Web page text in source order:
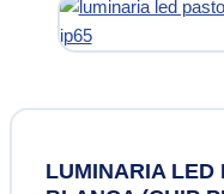
LUMINARIA LED